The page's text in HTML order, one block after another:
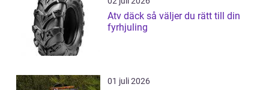
Atv däck så väljer du rätt till din
fyrhjuling
01 juli 2026